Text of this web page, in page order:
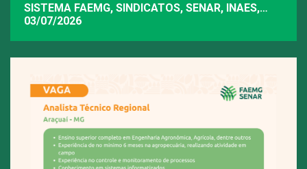
SISTEMA FAEMG, SINDICATOS, SENAR, INAES,
FAEMG
03/07/2026